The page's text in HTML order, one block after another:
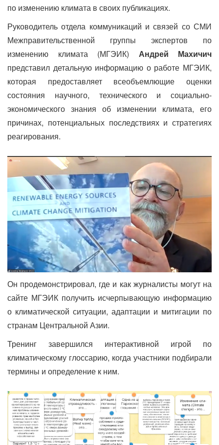
по изменению климата в своих публикациях.
Руководитель отдела коммуникаций и связей со СМИ
Межправительственной группы экспертов по
изменению климата (МГЭИК) Андрей Махичич
представил детальную информацию о работе МГЭИК,
которая предоставляет всеобъемлющие оценки
состояния научного, технического и социально-
экономического знания об изменении климата, его
причинах, потенциальных последствиях и стратегиях
реагирования.
Он продемонстрировал, где и как журналисты могут на
сайте МГЭИК получить исчерпывающую информацию
о климатической ситуации, адаптации и митигации по
странам Центральной Азии.
Тренинг завершился интерактивной игрой по
климатическому глоссарию, когда участники подбирали
термины и определение к ним.